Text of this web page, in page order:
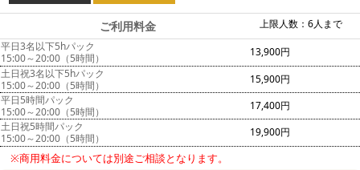
上限人数：6人まで
ご利用料金
平日3名以下5hパック
15:00～20:00（5時間）
13,900円
土日祝3名以下5hパック
15:00～20:00（5時間）
15,900円
平日5時間パック
15:00～20:00（5時間）
17,400円
土日祝5時間パック
15:00～20:00（5時間）
19,900円
※商用料金については別途ご相談となります。